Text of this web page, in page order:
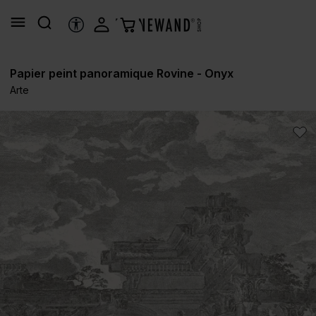
principal
OUTILS D’ACCESSIBILITÉ
Papier peint panoramique Rovine - Onyx
Arte